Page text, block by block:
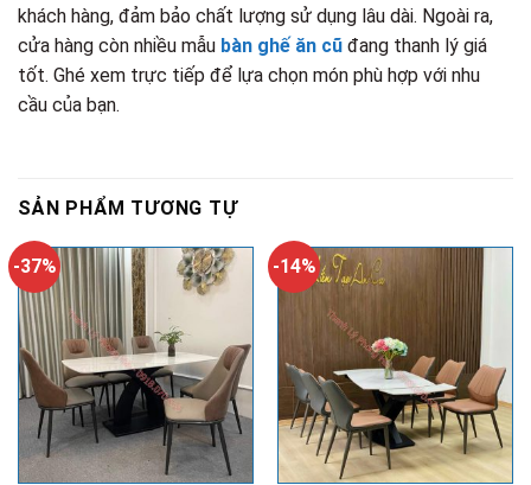
khách hàng, đảm bảo chất lượng sử dụng lâu dài. Ngoài ra,
cửa hàng còn nhiều mẫu bàn ghế ăn cũ đang thanh lý giá
tốt. Ghé xem trực tiếp để lựa chọn món phù hợp với nhu
cầu của bạn.
SẢN PHẨM TƯƠNG TỰ
-37% -14%